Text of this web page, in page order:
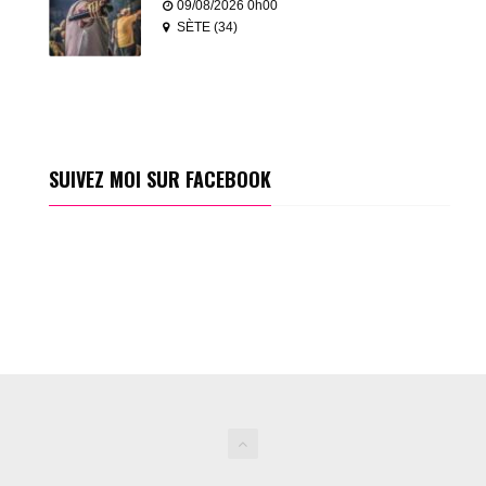
09/08/2026 0h00
SÈTE (34)
SUIVEZ MOI SUR FACEBOOK